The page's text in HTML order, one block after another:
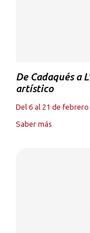
De Cadaqués a
artístico
Del 6 al 21 de febrero
Saber más